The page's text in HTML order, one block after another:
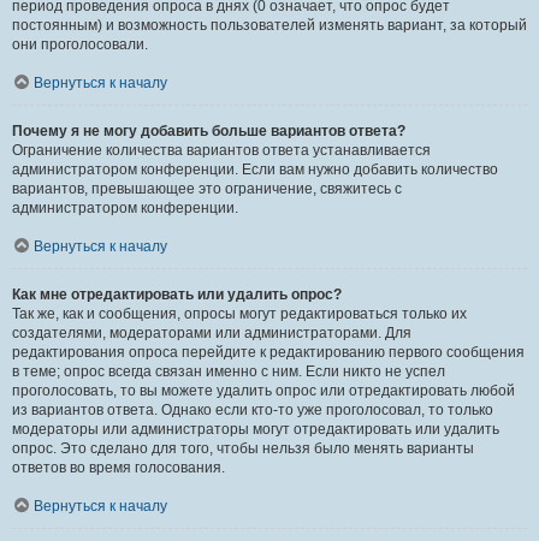
период проведения опроса в днях (0 означает, что опрос будет
постоянным) и возможность пользователей изменять вариант, за который
они проголосовали.
Вернуться к началу
Почему я не могу добавить больше вариантов ответа?
Ограничение количества вариантов ответа устанавливается
администратором конференции. Если вам нужно добавить количество
вариантов, превышающее это ограничение, свяжитесь с
администратором конференции.
Вернуться к началу
Как мне отредактировать или удалить опрос?
Так же, как и сообщения, опросы могут редактироваться только их
создателями, модераторами или администраторами. Для
редактирования опроса перейдите к редактированию первого сообщения
в теме; опрос всегда связан именно с ним. Если никто не успел
проголосовать, то вы можете удалить опрос или отредактировать любой
из вариантов ответа. Однако если кто-то уже проголосовал, то только
модераторы или администраторы могут отредактировать или удалить
опрос. Это сделано для того, чтобы нельзя было менять варианты
ответов во время голосования.
Вернуться к началу